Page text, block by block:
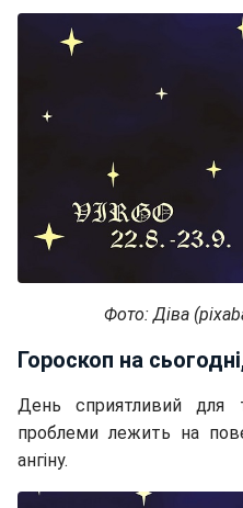
Фото: Діва
Гороскоп на
День сприятливий для
проблеми лежить на
ангіну.